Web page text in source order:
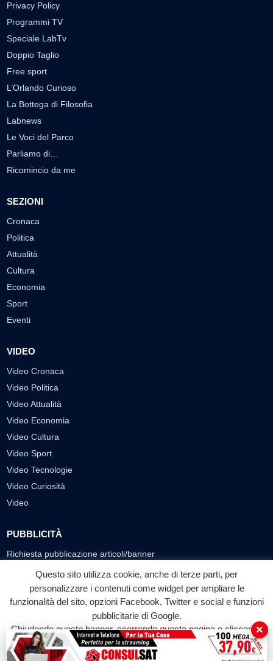
Privacy Policy
Programmi TV
Speciale LabTv
Doppio Taglio
Free sport
L’Orlando Curioso
La Bottega di Filosofia
Labnews
Le Voci del Parco
Parliamo di…
Ricomincio da me
SEZIONI
Cronaca
Politica
Attualità
Cultura
Economia
Sport
Eventi
VIDEO
Video Cronaca
Video Politica
Video Attualità
Video Economia
Video Cultura
Video Sport
Video Tecnologie
Video Curiosità
Video
PUBBLICITÀ
Richiesta pubblicazione articoli/banner
SEGUICI SUI SOCIAL
f
Facebook
◎ ▶
YouTube
Questo sito utilizza cookie, anche di terze parti, per
personalizzare i contenuti come widget per ampliare le
funzionalità del sito, opzioni Facebook, Twitter e social e funzioni
pubblicitarie di Google.
Chiudendo questo banner, scorrendo questa pagina o cliccando
su qualunque suo elemento acconsenti all'uso dei cookie.
×